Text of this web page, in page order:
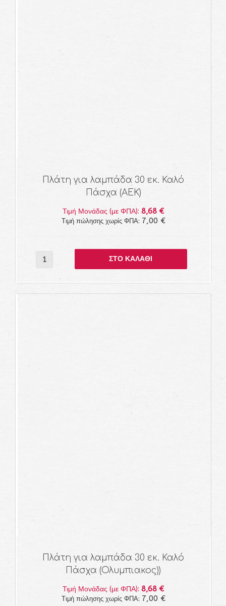
Πλάτη για λαμπάδα 30 εκ. Καλό
Πάσχα (ΑΕΚ)
Τιμή Μονάδας (με ΦΠΑ): 8,68 €
Τιμή πώλησης χωρίς ΦΠΑ: 7,00 €
Πλάτη για λαμπάδα 30 εκ. Καλό
Πάσχα (Ολυμπιακος))
Τιμή Μονάδας (με ΦΠΑ): 8,68 €
Τιμή πώλησης χωρίς ΦΠΑ: 7,00 €